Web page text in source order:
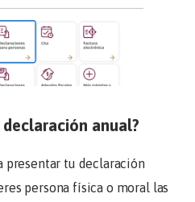
anual?
presentar tu declaración
persona física o moral las